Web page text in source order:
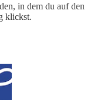
in dem du auf den
klickst.